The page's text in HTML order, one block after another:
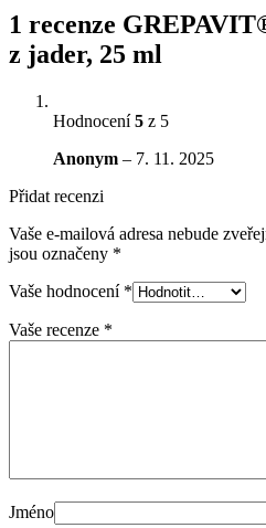
1 recenze
z jader, 25 ml
Hodnocení5 z 5
Anonym – 7. 11. 2025
Přidat recenzi
Vaše e-mailová adresa nebude
jsou označeny *
Vaše hodnocení *
Vaše recenze *
Jméno